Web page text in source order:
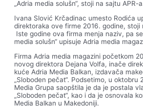
„Adria media solušn“, stoji na sajtu APR-
Ivana Slović Krčadinac umesto Rodića
direktoraka ove firme 2016. godine, stoji
Iste godine ova firma menja naziv, pa
media solušn“ upisuje Adria media
Firma Adria media magazini početkom
novog direktora Dejana Volfa, inače
kuće Adria Media Balkan, izdavača
„Sloboden pečat“. Podsetimo, u oktobru
Media Grupa saopštila je da je postala
„Sloboden pečat“, kao i da je osnovala
Media Balkan u Makedoniji.